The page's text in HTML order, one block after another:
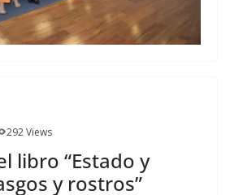
292 Views
libro “Estado y
y rostros”